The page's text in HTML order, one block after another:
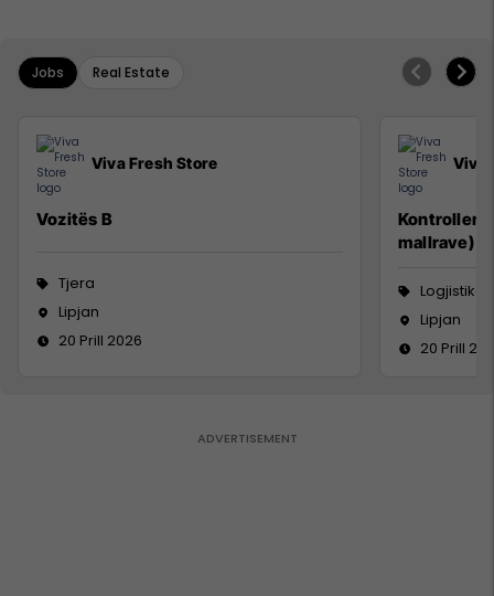
Jobs Real Estate
Viva Fresh Store
Vozitës B
Tjera
Lipjan
20 Prill 2026
Viva
Kontroller
mallrave)
Logjistikë
Lipjan
20 Prill